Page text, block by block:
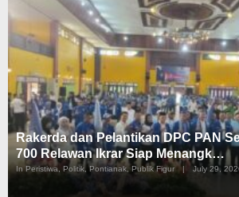
Rakerda dan Pelantikan DPC PAN
700 Relawan Ikrar Siap Menangk…
In Peristiwa, Politik, Pontianak, Publik Figur July 29,